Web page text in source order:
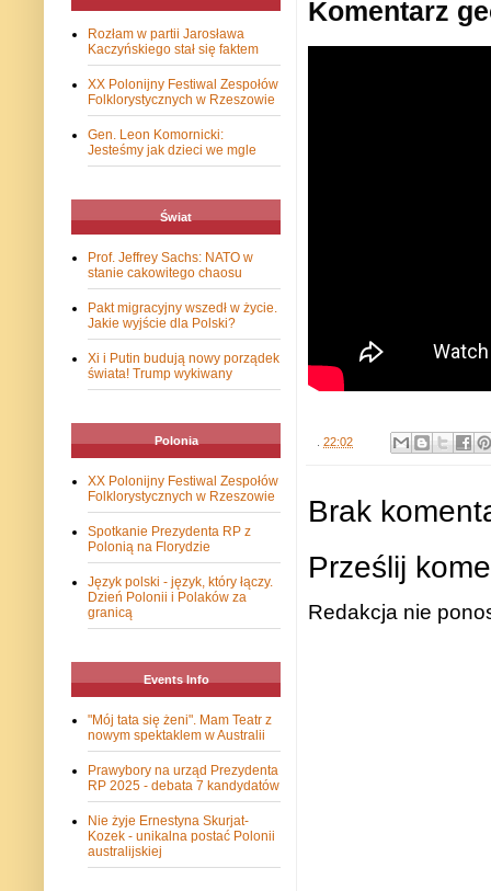
Komentarz
22:02
Brak
Prześlij
Redakcja nie
Rozłam w partii Jarosława
Kaczyńskiego stał się faktem
XX Polonijny Festiwal Zespołów
Folklorystycznych w Rzeszowie
Gen. Leon Komornicki:
Jesteśmy jak dzieci we mgle
Świat
Prof. Jeffrey Sachs: NATO w
stanie cakowitego chaosu
Pakt migracyjny wszedł w życie.
Jakie wyjście dla Polski?
Xi i Putin budują nowy porządek
świata! Trump wykiwany
Polonia
XX Polonijny Festiwal Zespołów
Folklorystycznych w Rzeszowie
Spotkanie Prezydenta RP z
Polonią na Florydzie
Język polski - język, który łączy.
Dzień Polonii i Polaków za
granicą
Events Info
"Mój tata się żeni". Mam Teatr z
nowym spektaklem w Australii
Prawybory na urząd Prezydenta
RP 2025 - debata 7 kandydatów
Nie żyje Ernestyna Skurjat-
Kozek - unikalna postać Polonii
australijskiej